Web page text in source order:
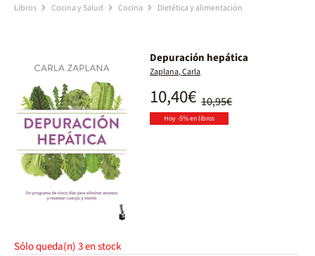
Libros Cocina y Salud Cocina Dietética y alimentación
Depuración hepática
Zaplana, Carla
10,95€
10,40€
Hoy -5% en libros
Sólo queda(n)3en stock